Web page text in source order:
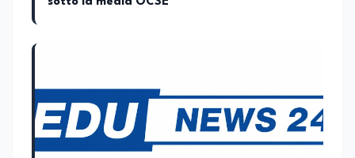
nazionali e regionali, in particolare
Tatarella e da Giubilei Regnani editore sui
trent’anni dalla fondazione di Alleanza
nazionale. Per tre legislature sono stato
collaboratore parlamentare
occupandomi di legge di bilancio e di